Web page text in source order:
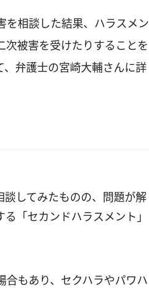
を相談した結果、ハラスメン
次被害を受けたりすることを
弁護士の宮崎大輔さんに詳
してみたものの、問題が解
「セカンドハラスメント」
もあり、セクハラやパワハ